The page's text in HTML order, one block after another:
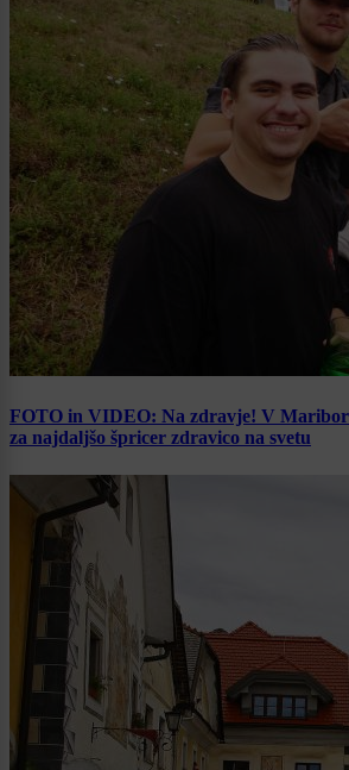
FOTO in VIDEO: Na zdravje! V
za najdaljšo špricer zdravico na svetu